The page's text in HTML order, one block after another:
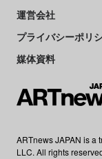
運営会社
プライバシーポリ
媒体資料
ARTnews JAPAN is a
LLC. All rights